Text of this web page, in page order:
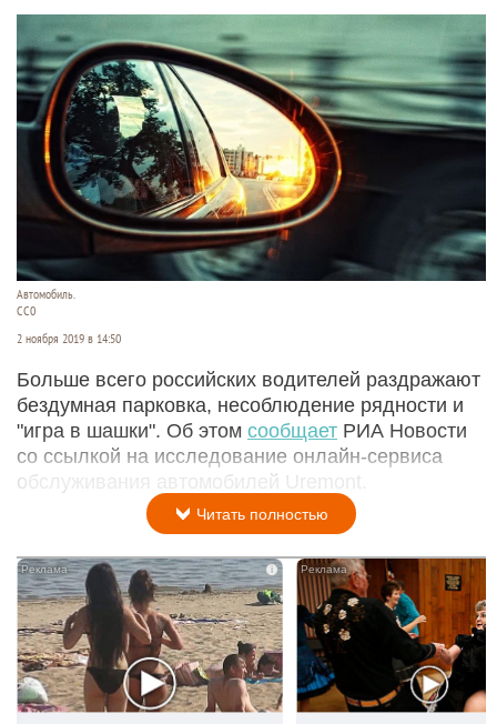
Автомобиль.
СС0
2 ноября 2019 в 14:50
Больше всего российских водителей раздражают
бездумная парковка, несоблюдение рядности и
"игра в шашки". Об этом сообщает РИА Новости
со ссылкой на исследование онлайн-сервиса
обслуживания автомобилей Uremont.
Читать полностью
i